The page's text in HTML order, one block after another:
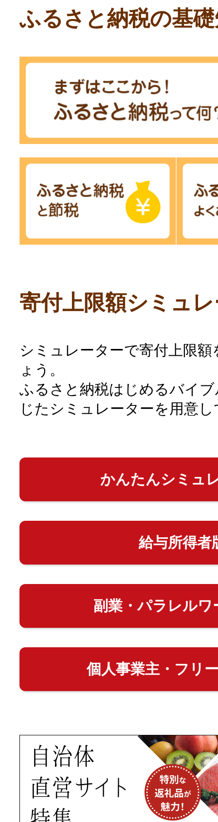
ふるさと納税の基
寄付上限額シミュ
シミュレーターで寄付上限
ょう。
ふるさと納税はじめるバイ
じたシミュレーターを用意
かんたんシミュ
給与所得者
副業・パラレルワ
個人事業主・フリ